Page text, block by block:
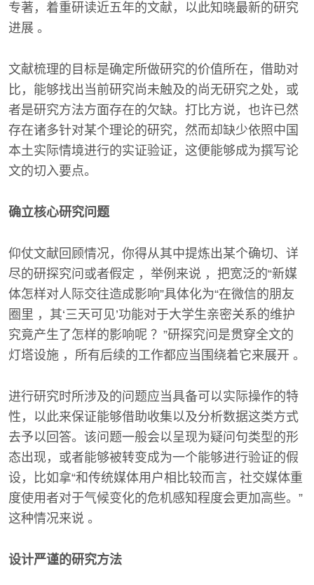
专著，着重研读近五年的文献，以此知晓最新的研究
进展 。
文献梳理的目标是确定所做研究的价值所在，借助对
比，能够找出当前研究尚未触及的尚无研究之处，或
者是研究方法方面存在的欠缺。打比方说，也许已然
存在诸多针对某个理论的研究，然而却缺少依照中国
本土实际情境进行的实证验证，这便能够成为撰写论
文的切入要点。
确立核心研究问题
仰仗文献回顾情况，你得从其中提炼出某个确切、详
尽的研探究问或者假定 ，举例来说 ，把宽泛的“新媒
体怎样对人际交往造成影响”具体化为“在微信的朋友
圈里 ，其‘三天可见’功能对于大学生亲密关系的维护
究竟产生了怎样的影响呢 ？”研探究问是贯穿全文的
灯塔设施 ，所有后续的工作都应当围绕着它来展开 。
进行研究时所涉及的问题应当具备可以实际操作的特
性，以此来保证能够借助收集以及分析数据这类方式
去予以回答。该问题一般会以呈现为疑问句类型的形
态出现，或者能够被转变成为一个能够进行验证的假
设，比如拿“和传统媒体用户相比较而言，社交媒体重
度使用者对于气候变化的危机感知程度会更加高些。”
这种情况来说 。
设计严谨的研究方法